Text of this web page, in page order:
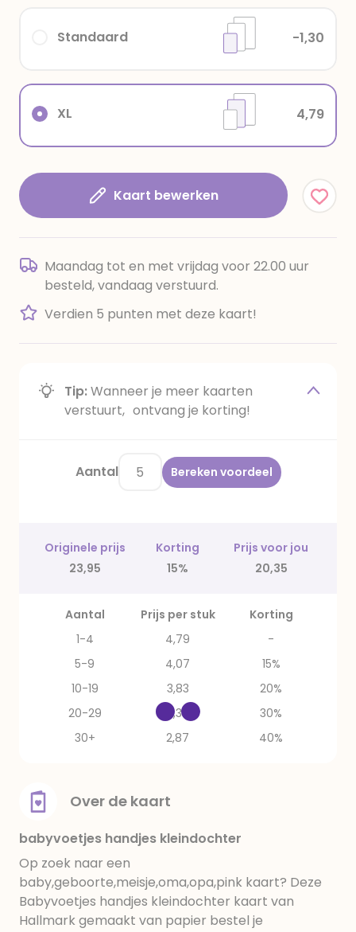
XL 4,79
Standaard -1,30
Kaart bewerken
Maandag tot en met vrijdag voor 22.00 uur
besteld, vandaag verstuurd.
Verdien 5 punten met deze kaart!
Tip:Wanneer je meer kaarten
verstuurt, ontvang je korting!
Aantal Bereken voordeel
Originele prijs Korting
Prijs voor jou
23,95
15% 20,35
Aantal Prijs per stuk
Korting
1-4
4,79
-
5-9
4,07
15%
10-19
3,83
20%
20-29
3,35
30%
30+
2,87 40%
Over de kaart
babyvoetjes handjes kleindochter
Op zoek naar een
baby,geboorte,meisje,oma,opa,pink kaart? Deze
Babyvoetjes handjes kleindochter kaart van
Hallmark gemaakt van papier bestel je